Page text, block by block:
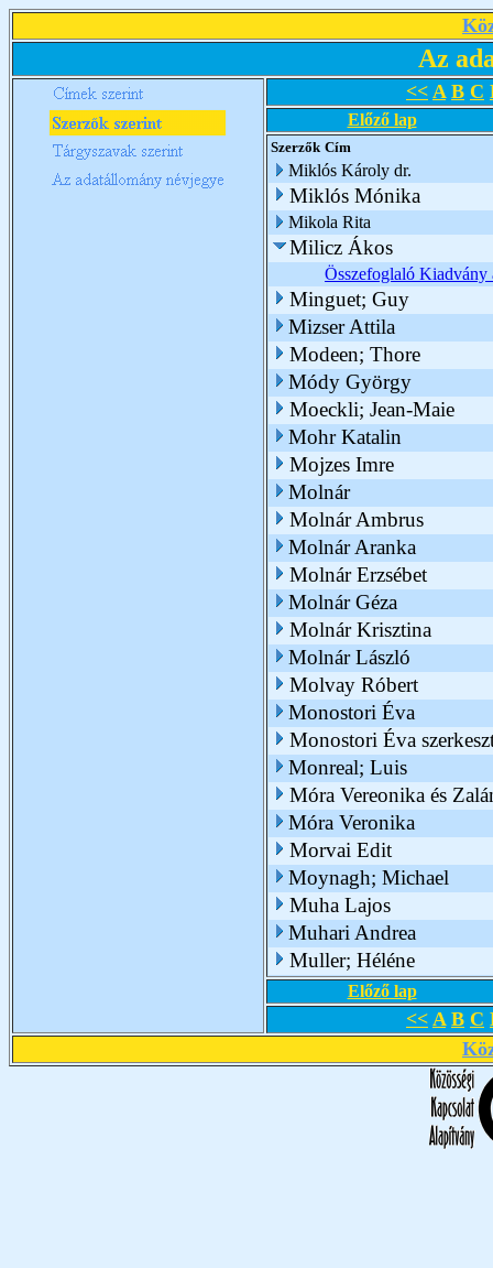
Az
<< A B C
Előző lap
Szerzők Cím
Miklós Károly dr.
Miklós Mónika
Mikola Rita
Milicz Ákos
Összefoglaló
Minguet; Guy
Mizser Attila
Modeen; Thore
Módy György
Moeckli; Jean-Maie
Mohr Katalin
Mojzes Imre
Molnár
Molnár Ambrus
Molnár Aranka
Molnár Erzsébet
Molnár Géza
Molnár Krisztina
Molnár László
Molvay Róbert
Monostori Éva
Monostori Éva
Monreal; Luis
Móra Vereonika és
Móra Veronika
Morvai Edit
Moynagh; Michael
Muha Lajos
Muhari Andrea
Muller; Héléne
Előző lap
<< A B C